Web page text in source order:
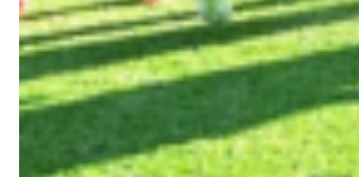
Party
Outlet
Caffè Boasi x Genoa